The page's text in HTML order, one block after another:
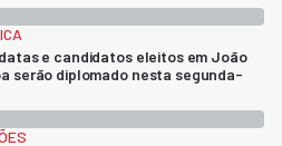
e candidatos eleitos em João
serão diplomado nesta segunda-